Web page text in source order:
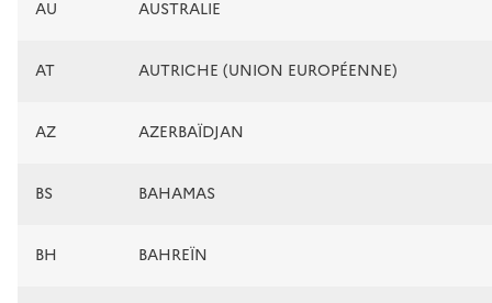
AU AUSTRALIE
AT AUTRICHE (UNION EUROPÉENNE)
AZ AZERBAÏDJAN
BS BAHAMAS
BH BAHREÏN